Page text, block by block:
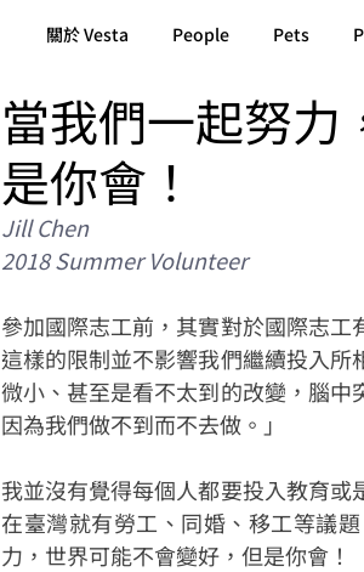
關於 Vesta People Pets
當我們一起努
是你會！
Jill Chen
2018 Summer Volunteer
參加國際志工前，其實對於國際志
這樣的限制並不影響我們繼續投入
微小、甚至是看不太到的改變，腦
因為我們做不到而不去做。」
我並沒有覺得每個人都要投入教育
在臺灣就有勞工、同婚、移工等議
力，世界可能不會變好，但是你會！